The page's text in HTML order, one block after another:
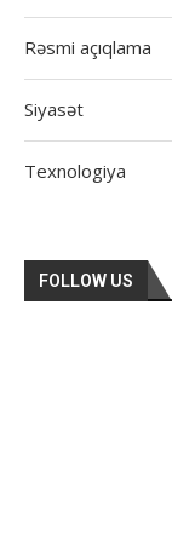
Rəsmi açıqlama
Siyasət
Texnologiya
FOLLOW US